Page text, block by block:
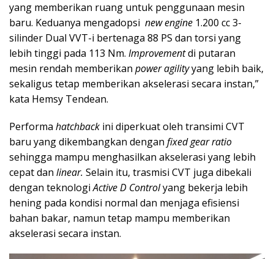
yang memberikan ruang untuk penggunaan mesin
baru. Keduanya mengadopsi new engine 1.200 cc 3-
silinder Dual VVT-i bertenaga 88 PS dan torsi yang
lebih tinggi pada 113 Nm. Improvementdi putaran
mesin rendah memberikan power agilityyang lebih baik,
sekaligus tetap memberikan akselerasi secara instan,”
kata Hemsy Tendean.
Performa hatchback ini diperkuat oleh transimi CVT
baru yang dikembangkan dengan fixed gear ratio
sehingga mampu menghasilkan akselerasi yang lebih
cepat dan linear. Selain itu, trasmisi CVT juga dibekali
dengan teknologiActive D Controlyang bekerja lebih
hening pada kondisi normal dan menjaga efisiensi
bahan bakar, namun tetap mampu memberikan
akselerasi secara instan.